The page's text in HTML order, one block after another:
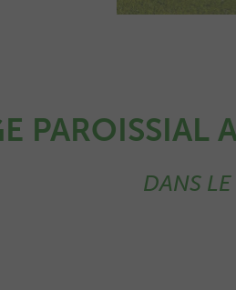
PAROISSIAL
DANS